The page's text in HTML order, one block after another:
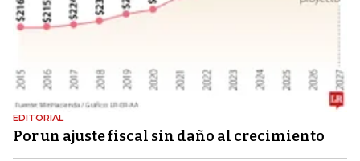
EDITORIAL
Por un ajuste fiscal sin daño al crecimiento